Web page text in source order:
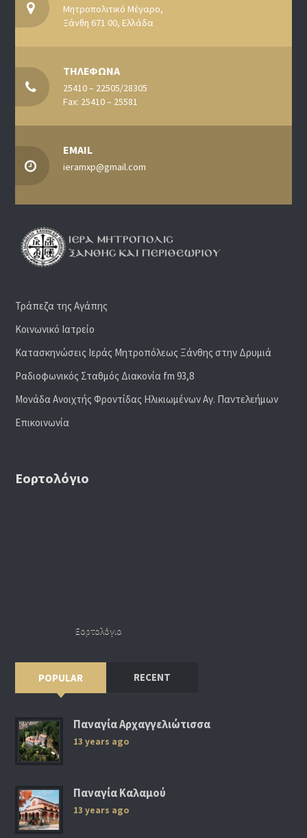
Μητροπολιτικό Μέγαρο,
Ξάνθη 671 00, Ελλάδα
ΤΗΛΕΦΩΝΑ
25410 – 22505/28305
Fax: 25410 – 25581
EMAIL
ieramxp@gmail.com
Τράπεζα της Αγάπης
Κοινωνικό Ιατρείο
Κατασκηνώσεις Ιεράς Μητροπόλεως Ξάνθης στην Δρυμιά
Ραδιoφωνικός Σταθμός Διακονία fm 93,8
Μονάδα Ανοιχτής Φροντίδας Ηλικιωμένων Αγ. Παντελεήμων
Επικοινωνία
Εορτολόγιο
Εορτολόγιο
POPULAR RECENT
Παναγία Αρχαγγελιώτισσα
13 years ago
Παναγία Καλαμού
13 years ago